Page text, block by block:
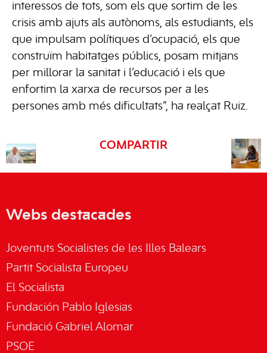
interessos de tots, som els que sortim de les
crisis amb ajuts als autònoms, als estudiants, els
que impulsam polítiques d’ocupació, els que
construïm habitatges públics, posam mitjans
per millorar la sanitat i l’educació i els que
enfortim la xarxa de recursos per a les
persones amb més dificultats”, ha realçat Ruiz.
COMPARTIR
Webs destacades
Joventuts Socialistes de les Illes Balears
Partit Socialista Europeu
El Socialista
Fundación Pablo Iglesias
Fundació Gabriel Alomar
PSOE